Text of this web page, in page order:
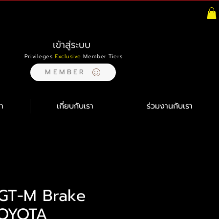
เข้าสู่ระบบ
Privileges Exclusive Member Tiers
MEMBER
เกี่ยบกับเรา ร่วมงานกับเรา
M Brake